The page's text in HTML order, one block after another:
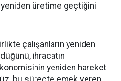
yeniden üretime geçtiğini
çalışanların yeniden
ihracatın
yeniden hareket
bu süreçte emek veren